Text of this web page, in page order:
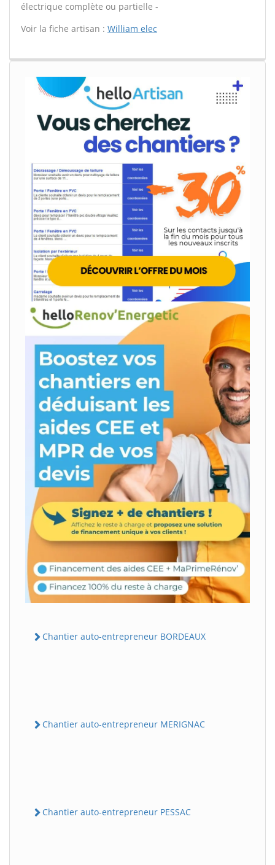
électrique complète ou partielle -
Voir la fiche artisan : William elec
Chantier auto-entrepreneur BORDEAUX
Chantier auto-entrepreneur MERIGNAC
Chantier auto-entrepreneur PESSAC